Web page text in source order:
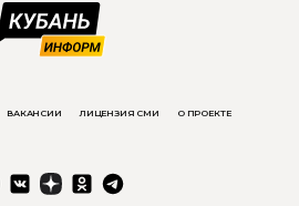
ВАКАНСИИ ЛИЦЕНЗИЯ СМИ О ПРОЕКТЕ